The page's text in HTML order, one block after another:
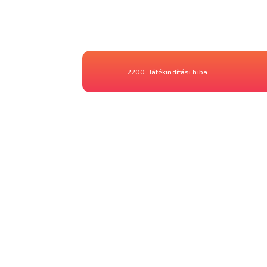
2200: Játékindítási hiba